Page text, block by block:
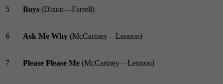
5 Boys (Dixon—Farrell)
6 Ask Me Why (McCartney—Lennon)
7 Please Please Me (McCartney—Lennon)